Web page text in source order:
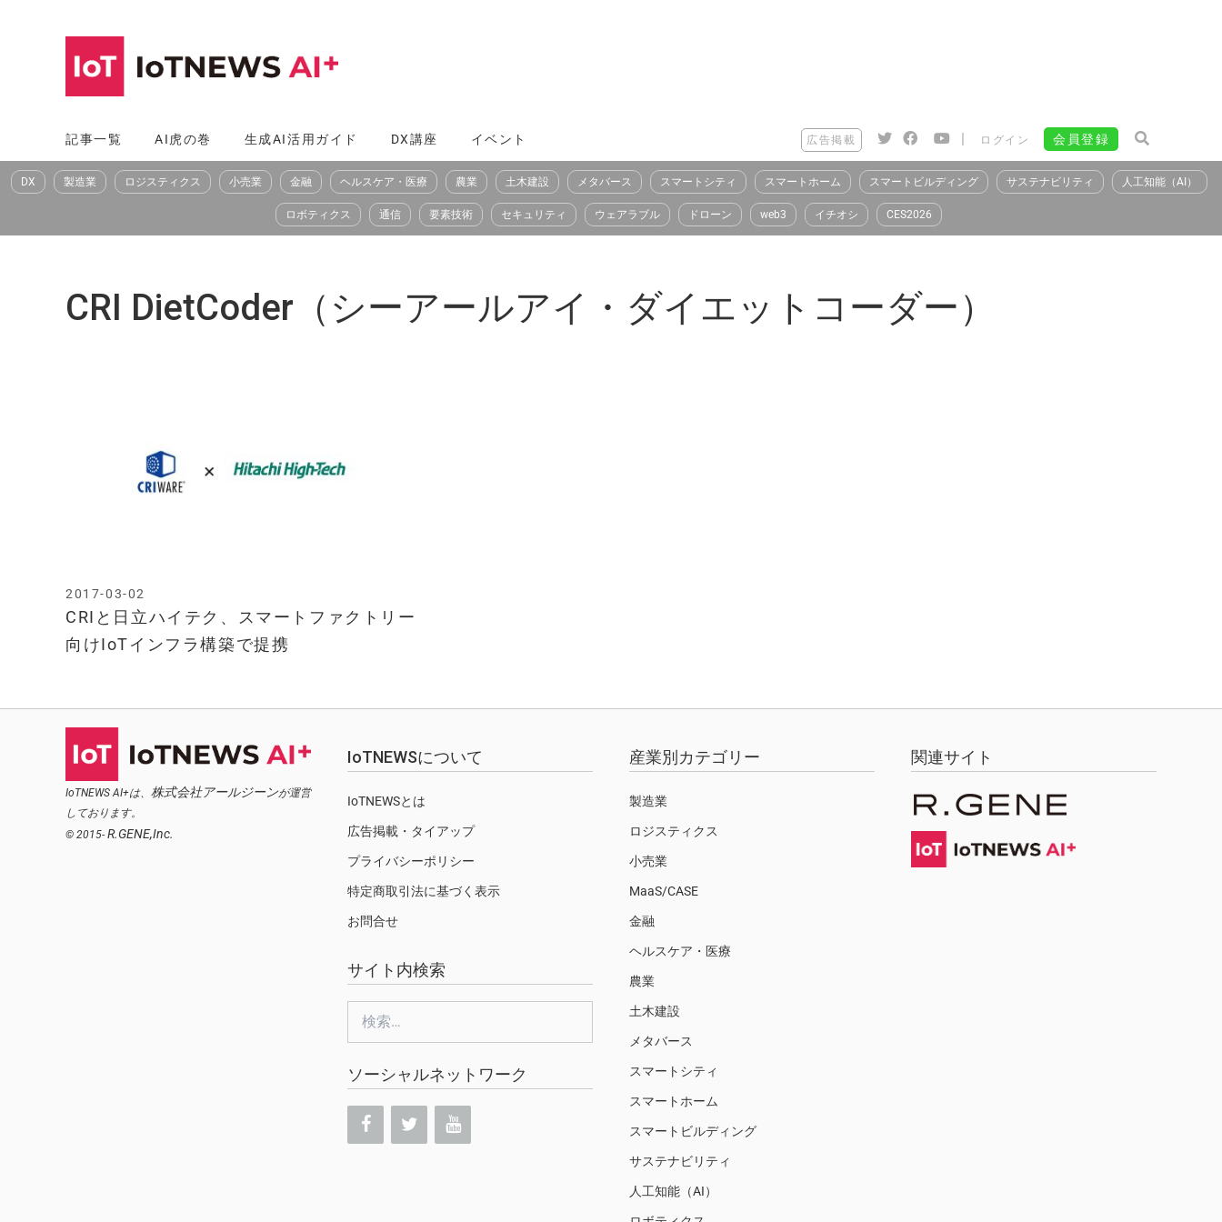
へ
ス
記事一覧 AI虎の巻 生成AI活用ガイド DX講座 イベント 広告掲載 | ログイン 会員登録
DX 製造業 ロジスティクス 小売業 金融 ヘルスケア・医療 農業 土木建設 メタバース スマートシティ スマートホーム スマートビルディング サステナビリティ 人工知能（AI）
ロボティクス 通信 要素技術 セキュリティ ウェアラブル ドローン web3 イチオシ CES2026
CRI DietCoder（シーアールアイ・ダイエットコーダー）
CRIと日立ハイテク、スマートファクトリー
向けIoTインフラ構築で提携
2017-03-02
IoTNEWS AI+は、 株式会社アールジーンが運営
しております。
© 2015- R.GENE,Inc.
IoTNEWSについて
IoTNEWSとは
広告掲載・タイアップ
プライバシーポリシー
特定商取引法に基づく表示
お問合せ
サイト内検索
ソーシャルネットワーク
産業別カテゴリー
製造業
ロジスティクス
小売業
MaaS/CASE
金融
ヘルスケア・医療
農業
土木建設
メタバース
スマートシティ
スマートホーム
スマートビルディング
サステナビリティ
人工知能（AI）
関連サイト